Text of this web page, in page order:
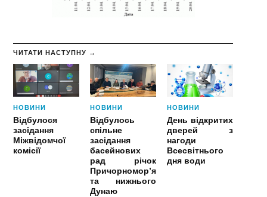
ЧИТАТИ НАСТУПНУ →
НОВИНИ
Відбулося
засідання
Міжвідомчої
комісії
НОВИНИ
Відбулось
спільне
засідання
басейнових
рад річок
Причорномор’я
та нижнього
Дунаю
НОВИНИ
День відкритих
дверей з
нагоди
Всесвітнього
дня води